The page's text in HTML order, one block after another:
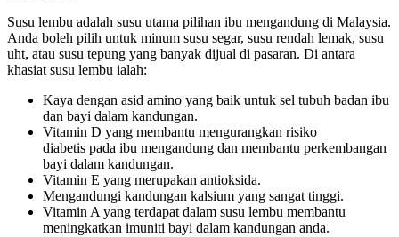
Susu lembu adalah susu utama pilihan ibu mengandung di Malaysia.
Anda boleh pilih untuk minum susu segar, susu rendah lemak, susu
uht, atau susu tepung yang banyak dijual di pasaran. Di antara
khasiat susu lembu ialah:
Kaya dengan asid amino yang baik untuk sel tubuh badan ibu
dan bayi dalam kandungan.
Vitamin D yang membantu mengurangkan risiko
diabetis pada ibu mengandung dan membantu perkembangan
bayi dalam kandungan.
Vitamin E yang merupakan antioksida.
Mengandungi kandungan kalsium yang sangat tinggi.
Vitamin A yang terdapat dalam susu lembu membantu
meningkatkan imuniti bayi dalam kandungan anda.